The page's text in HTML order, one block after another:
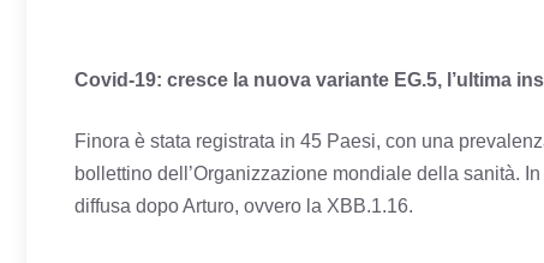
Covid-19: cresce la nuova variante EG.5, l’ultima
Finora è stata registrata in 45 Paesi, con una
bollettino dell’Organizzazione mondiale della sanità.
diffusa dopo Arturo, ovvero la XBB.1.16.